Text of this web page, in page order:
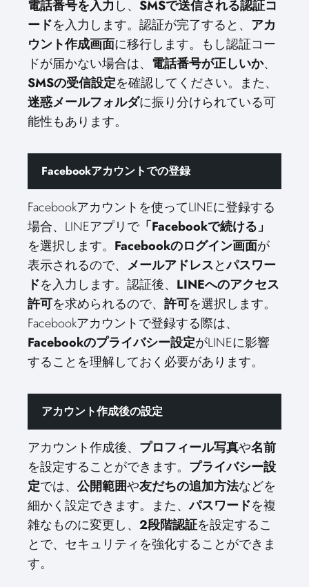
電話番号を入力 し、 SMSで送信される認証コ
ードを入力します。認証が完了すると、 アカ
ウント作成画面に移行します。もし認証コー
ドが届かない場合は、 電話番号が正しいか、
SMSの受信設定を確認してください。また、
迷惑メールフォルダに振り分けられている可
能性もあります。
Facebookアカウントでの登録
Facebookアカウントを使ってLINEに登録する
場合、LINEアプリで「Facebookで続ける」
を選択します。 Facebookのログイン画面が
表示されるので、 メールアドレスとパスワー
ドを入力します。認証後、 LINEへのアクセス
許可を求められるので、 許可を選択します。
Facebookアカウントで登録する際は、
Facebookのプライバシー設定がLINEに影響
することを理解しておく必要があります。
アカウント作成後の設定
アカウント作成後、 プロフィール写真や名前
を設定することができます。 プライバシー設
定では、 公開範囲や友だちの追加方法などを
細かく設定できます。また、パスワードを複
雑なものに変更し、 2段階認証を設定するこ
とで、セキュリティを強化することができま
す。